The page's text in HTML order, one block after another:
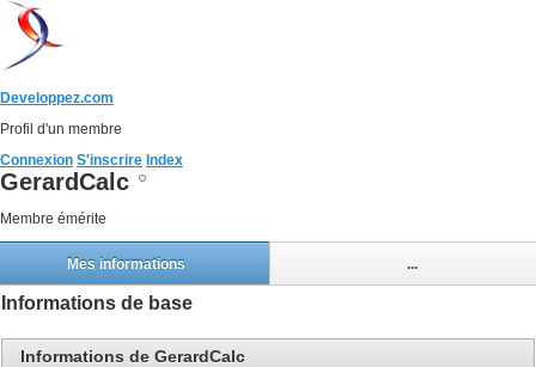
Developpez.com
Profil d'un membre
Connexion S'inscrire Index
GerardCalc
Membre émérite
Mes informations ...
Informations de base
Informations de GerardCalc